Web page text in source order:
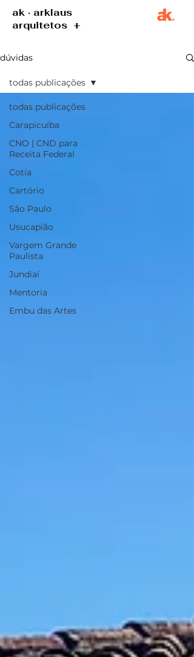
ak · arklaus
arquitetos +
dúvidas
todas publicações
Carapicuíba
CNO | CND para
Receita Federal
Cotia
Cartório
São Paulo
Usucapião
Vargem Grande
Paulista
Jundiaí
Mentoria
Embu das Artes
todas publicações